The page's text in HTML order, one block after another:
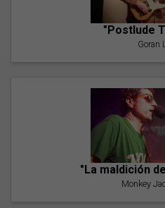
"Postlude
Goran
"La maldición
Monkey